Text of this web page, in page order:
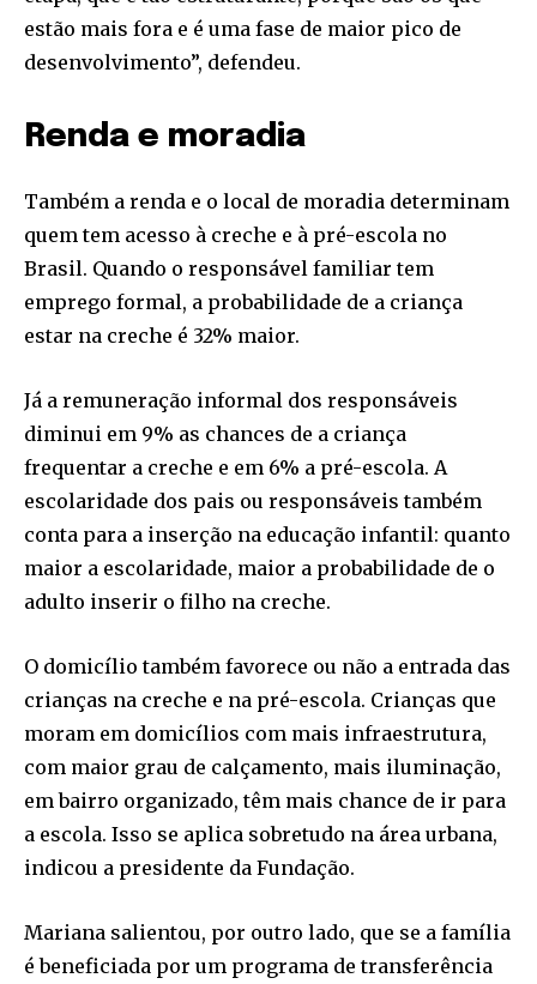
estão mais fora e é uma fase de maior pico de
desenvolvimento”, defendeu.
Renda e moradia
Também a renda e o local de moradia determinam
quem tem acesso à creche e à pré-escola no
Brasil. Quando o responsável familiar tem
emprego formal, a probabilidade de a criança
estar na creche é 32% maior.
Já a remuneração informal dos responsáveis
diminui em 9% as chances de a criança
frequentar a creche e em 6% a pré-escola. A
escolaridade dos pais ou responsáveis também
conta para a inserção na educação infantil: quanto
maior a escolaridade, maior a probabilidade de o
adulto inserir o filho na creche.
O domicílio também favorece ou não a entrada das
crianças na creche e na pré-escola. Crianças que
moram em domicílios com mais infraestrutura,
com maior grau de calçamento, mais iluminação,
em bairro organizado, têm mais chance de ir para
a escola. Isso se aplica sobretudo na área urbana,
indicou a presidente da Fundação.
Mariana salientou, por outro lado, que se a família
é beneficiada por um programa de transferência